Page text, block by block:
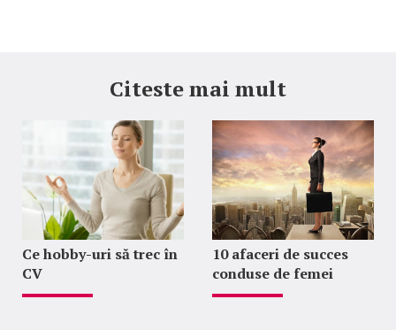
Citeste mai mult
Ce hobby-uri să trec în
CV
10 afaceri de succes
conduse de femei